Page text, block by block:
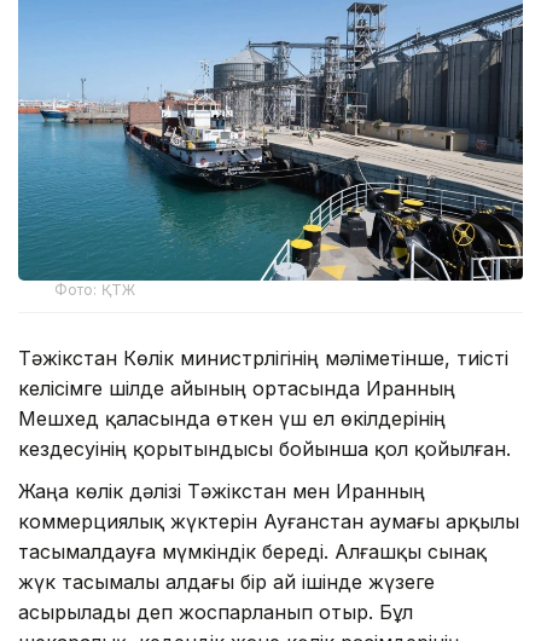
Фото: ҚТЖ
Тәжікстан Көлік министрлігінің мәліметінше, тиісті
келісімге шілде айының ортасында Иранның
Мешхед қаласында өткен үш ел өкілдерінің
кездесуінің қорытындысы бойынша қол қойылған.
Жаңа көлік дәлізі Тәжікстан мен Иранның
коммерциялық жүктерін Ауғанстан аумағы арқылы
тасымалдауға мүмкіндік береді. Алғашқы сынақ
жүк тасымалы алдағы бір ай ішінде жүзеге
асырылады деп жоспарланып отыр. Бұл